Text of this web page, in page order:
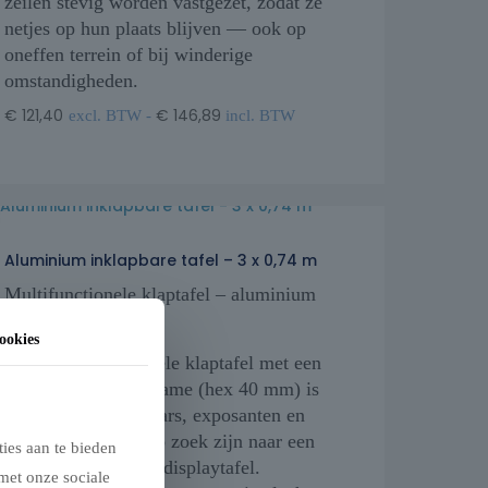
netjes op hun plaats blijven — ook op
oneffen terrein of bij winderige
omstandigheden.
€ 121,40 excl. BTW - € 146,89 incl. BTW
Aluminium inklapbare tafel – 3 x 0,74 m
Multifunctionele klaptafel – aluminium
Deze multifunctionele klaptafel met een
stevig aluminium frame (hex 40 mm) is
ideaal voor handelaars, exposanten en
organisatoren die op zoek zijn naar een
praktische werk- of displaytafel.
aan te bieden
onze sociale